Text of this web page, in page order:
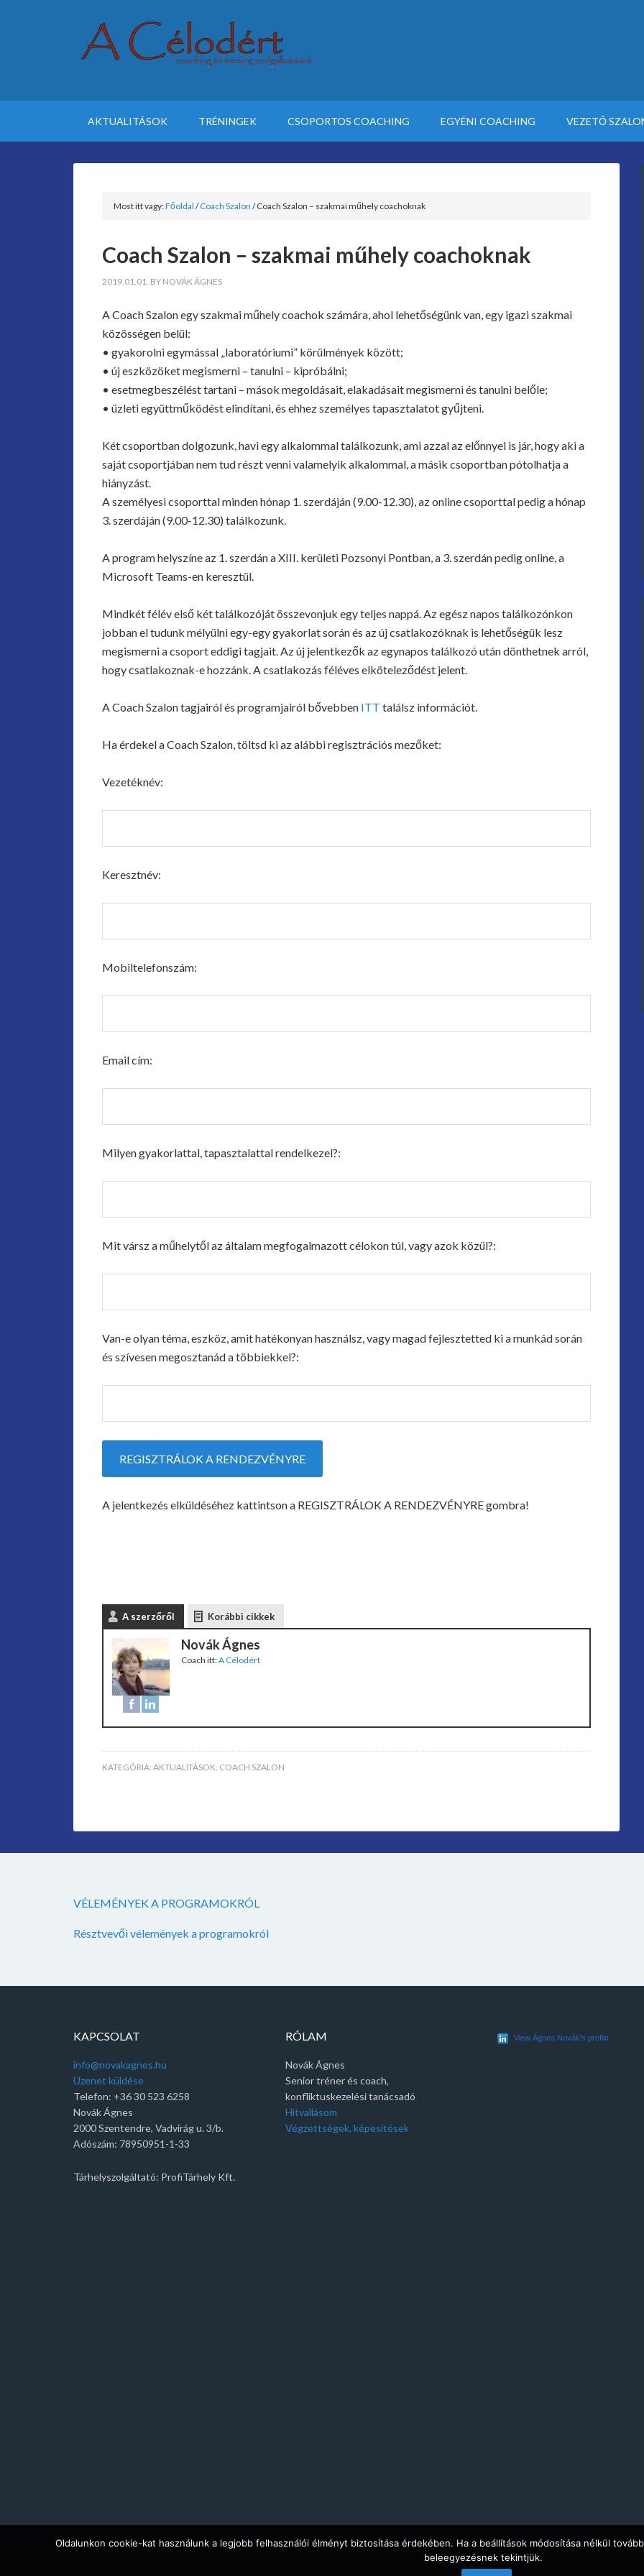
AKTUALITÁSOK TRÉNINGEK CSOPORTOS COACHING EGYÉNI COACHING VEZETŐ
Most itt vagy:Főoldal / Coach Szalon /Coach Szalon – szakmai műhely coachoknak
Coach Szalon – szakmai műhely coachoknak
2019.01.01. BY NOVÁK ÁGNES
A Coach Szalon egy szakmai műhely coachok számára, ahol lehetőségünk van, egy igazi szakmai
közösségen belül:
• gyakorolni egymással „laboratóriumi” körülmények között;
• új eszközöket megismerni – tanulni – kipróbálni;
• esetmegbeszélést tartani – mások megoldásait, elakadásait megismerni és tanulni belőle;
• üzleti együttműködést elindítani, és ehhez személyes tapasztalatot gyűjteni.
Két csoportban dolgozunk, havi egy alkalommal találkozunk, ami azzal az előnnyel is jár, hogy aki a
saját csoportjában nem tud részt venni valamelyik alkalommal, a másik csoportban pótolhatja a
hiányzást.
A személyesi csoporttal minden hónap 1. szerdáján (9.00-12.30), az online csoporttal pedig a hónap
3. szerdáján (9.00-12.30) találkozunk.
A program helyszíne az 1. szerdán a XIII. kerületi Pozsonyi Pontban, a 3. szerdán pedig online, a
Microsoft Teams-en keresztül.
Mindkét félév első két találkozóját összevonjuk egy teljes nappá. Az egész napos találkozónkon
jobban el tudunk mélyülni egy-egy gyakorlat során és az új csatlakozóknak is lehetőségük lesz
megismerni a csoport eddigi tagjait. Az új jelentkezők az egynapos találkozó után dönthetnek arról,
hogy csatlakoznak-e hozzánk. A csatlakozás féléves elköteleződést jelent.
A Coach Szalon tagjairól és programjairól bővebben ITT találsz információt.
Ha érdekel a Coach Szalon, töltsd ki az alábbi regisztrációs mezőket:
Vezetéknév:
Keresztnév:
Mobiltelefonszám:
Email cím:
Milyen gyakorlattal, tapasztalattal rendelkezel?:
Mit vársz a műhelytől az általam megfogalmazott célokon túl, vagy azok közül?:
Van-e olyan téma, eszköz, amit hatékonyan használsz, vagy magad fejlesztetted ki a munkád során
és szívesen megosztanád a többiekkel?:
A jelentkezés elküldéséhez kattintson a REGISZTRÁLOK A RENDEZVÉNYRE gombra!
A szerzőről Korábbi cikkek
Novák Ágnes
Coach itt:A Célodért
KATEGÓRIA: AKTUALITÁSOK, COACH SZALON
VÉLEMÉNYEK A PROGRAMOKRÓL
Résztvevői vélemények a programokról
KAPCSOLAT
info@novakagnes.hu
Üzenet küldése
Telefon: +36 30 523 6258
Novák Ágnes
2000 Szentendre, Vadvirág u. 3/b.
Adószám: 78950951-1-33
Tárhelyszolgáltató: ProfiTárhely Kft.
RÓLAM
Novák Ágnes
Senior tréner és coach,
konfliktuskezelési tanácsadó
Hitvallásom
Végzettségek, képesítések
View Ágnes Novák's profile
Oldalunkon cookie-kat használunk a legjobb felhasználói élményt biztosítása érdekében. Ha a beállítások módosítása nélkül
beleegyezésnek tekintjük.